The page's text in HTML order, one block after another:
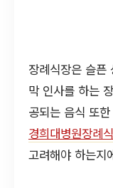
장례식장은 슬픈
막 인사를 하는
공되는 음식 또
경희대병원장례
고려해야 하는지